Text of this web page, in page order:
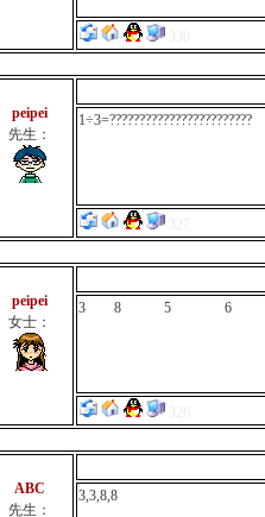
peipei
先生：
peipei
女士：
3 8 5 6
ABC
先生：
3,3,8,8